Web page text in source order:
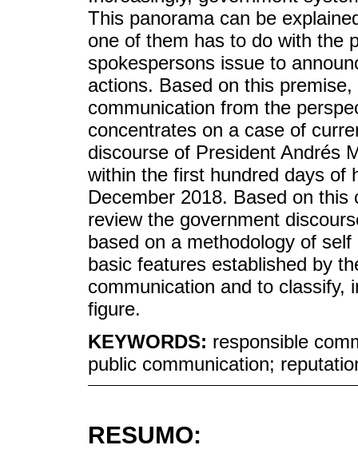
This panorama can be
one of them has to do with the
spokespersons issue to
actions. Based on this
communication from the
concentrates on a case of
discourse of President Andrés
within the first hundred days of
December 2018. Based on
review the government
based on a methodology of
basic features established by
communication and to classify,
figure.
KEYWORDS: responsible
public communication;
RESUMO: